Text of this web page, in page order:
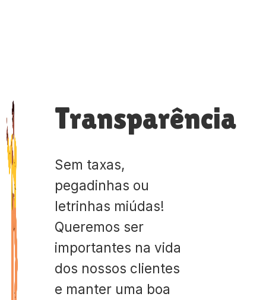
Transparência
Sem taxas,
pegadinhas ou
letrinhas miúdas!
Queremos ser
importantes na vida
dos nossos clientes
e manter uma boa